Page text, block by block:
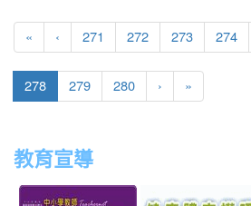
« ‹ 271 272 273 274
278(current)
279 280 › »
教育宣導
link